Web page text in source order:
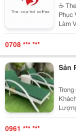
☕️
Phục Vụ Nữ ☕️
Làm
Sắp Xếp Ca
18
0708 *** ***
Sản
Thay
0961 *** ***